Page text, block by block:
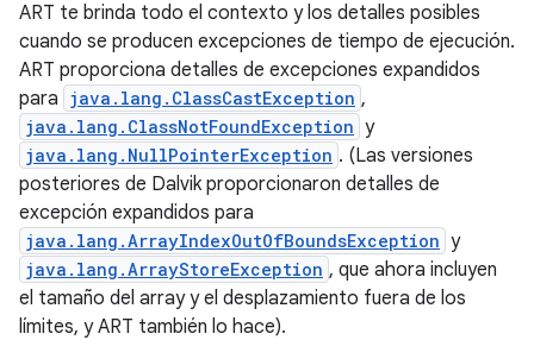
ART te brinda todo el contexto y los detalles posibles
cuando se producen excepciones de tiempo de ejecución.
ART proporciona detalles de excepciones expandidos
para java.lang.ClassCastException ,
java.lang.ClassNotFoundException y
java.lang.NullPointerException . (Las versiones
posteriores de Dalvik proporcionaron detalles de
excepción expandidos para
java.lang.ArrayIndexOutOfBoundsException y
java.lang.ArrayStoreException , que ahora incluyen
el tamaño del array y el desplazamiento fuera de los
límites, y ART también lo hace).